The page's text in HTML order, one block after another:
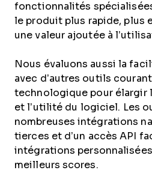
fonctionnalités
le produit plus rapide, plus
une valeur ajoutée à
Nous évaluons aussi la
avec d’autres outils
technologique pour élargir
et l’utilité du logiciel. Les
nombreuses intégrations
tierces et d’un accès API
intégrations
meilleurs scores.